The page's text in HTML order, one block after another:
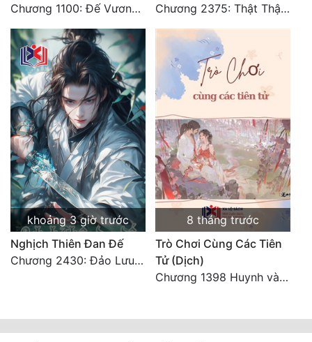
Chương 1100: Đế Vương Thần Khí uy lực
Chương 2375: Thật Thật Giả Giả (Đại kết cục)
khoảng 3 giờ trước
Nghịch Thiên Đan Đế
Chương 2430: Đảo Lưu Ly
8 tháng trước
Trò Chơi Cùng Các Tiên
Tử (Dịch)
Chương 1398 Huynh và muội (Đại kết cục)